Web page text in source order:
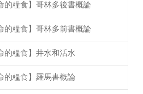
的糧食】哥林多後書概論
的糧食】哥林多前書概論
的糧食】井水和活水
的糧食】羅馬書概論